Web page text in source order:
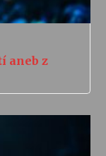
aneb z